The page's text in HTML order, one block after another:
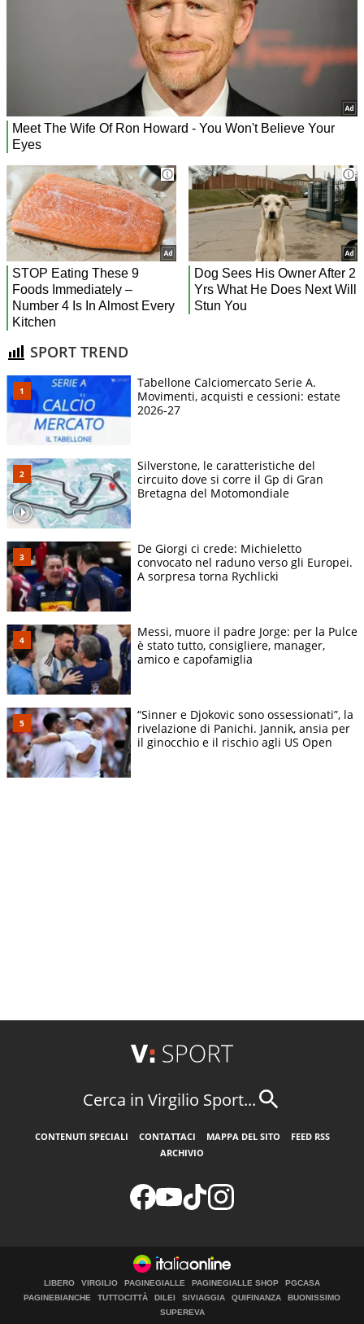
SPORT TREND
Tabellone Calciomercato Serie A.
Movimenti, acquisti e cessioni: estate
2026-27
Silverstone, le caratteristiche del
circuito dove si corre il Gp di Gran
Bretagna del Motomondiale
De Giorgi ci crede: Michieletto
convocato nel raduno verso gli Europei.
A sorpresa torna Rychlicki
Messi, muore il padre Jorge: per la Pulce
è stato tutto, consigliere, manager,
amico e capofamiglia
“Sinner e Djokovic sono ossessionati”, la
rivelazione di Panichi. Jannik, ansia per
il ginocchio e il rischio agli US Open
Cerca in Virgilio Sport...
CONTENUTI SPECIALI CONTATTACI MAPPA DEL SITO
FEED RSS
ARCHIVIO
LIBERO VIRGILIO PAGINEGIALLE PAGINEGIALLE SHOP
PGCASA
PAGINEBIANCHE
TUTTOCITTÀ DILEI SIVIAGGIA QUIFINANZA
BUONISSIMO
SUPEREVA